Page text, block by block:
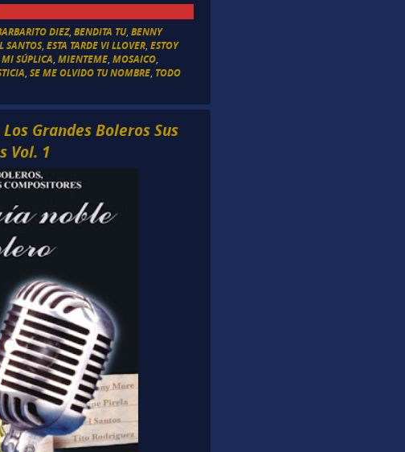
DIEZ,BENDITA TU,BENNY
SANTOS,ESTA TARDE VI LLOVER ,ESTOY
MI SÚPLICA ,MIENTEME ,MOSAICO
,SE ME OLVIDO TU NOMBRE TODO
Grandes Boleros Sus
Vol. 1